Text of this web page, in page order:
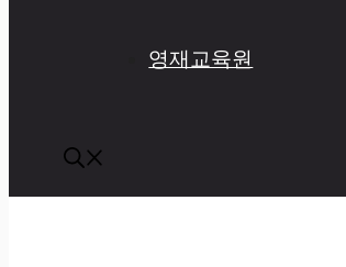
영재교육원